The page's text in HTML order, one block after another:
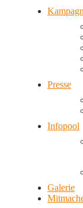
Presse
Infopool
Galerie